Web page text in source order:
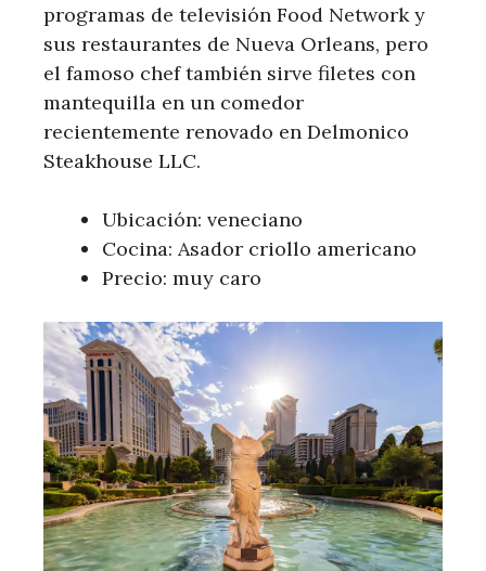
programas de televisión Food Network y
sus restaurantes de Nueva Orleans, pero
el famoso chef también sirve filetes con
mantequilla en un comedor
recientemente renovado en Delmonico
Steakhouse LLC.
Ubicación: veneciano
Cocina: Asador criollo americano
Precio: muy caro